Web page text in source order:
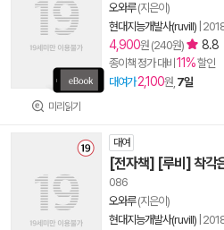
미리읽기
오와루(지은이)
현대지능개발사(ruvill)
4,900원 (240원) 8.8
종이책 정가 대비 11%할인
대여가 2,100원, 7일
대여
[전자책] [루비] 착각
086
오와루(지은이)
현대지능개발사(ruvill)